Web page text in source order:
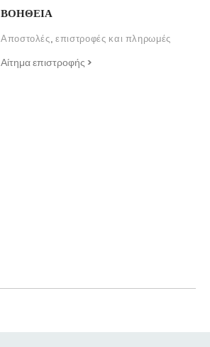
ΒΟΗΘΕΙΑ
Αποστολές, επιστροφές και πληρωμές
Αίτημα επιστροφής >